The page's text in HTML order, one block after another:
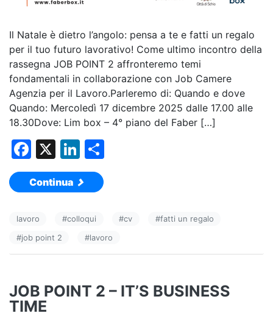
Il Natale è dietro l’angolo: pensa a te e fatti un regalo
per il tuo futuro lavorativo! Come ultimo incontro della
rassegna JOB POINT 2 affronteremo temi
fondamentali in collaborazione con Job Camere
Agenzia per il Lavoro.Parleremo di: Quando e dove
Quando: Mercoledì 17 dicembre 2025 dalle 17.00 alle
18.30Dove: Lim box – 4° piano del Faber […]
F
a
c
b
o
k
X
Li
n
k
dI
n
vi
di
Continua
lavoro #colloqui #cv #fatti un regalo
#job point 2 #lavoro
JOB POINT 2 – IT’S BUSINESS
TIME